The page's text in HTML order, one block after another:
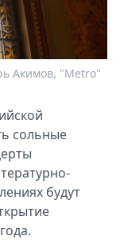
Акимов, "Metro"
сольные
будут